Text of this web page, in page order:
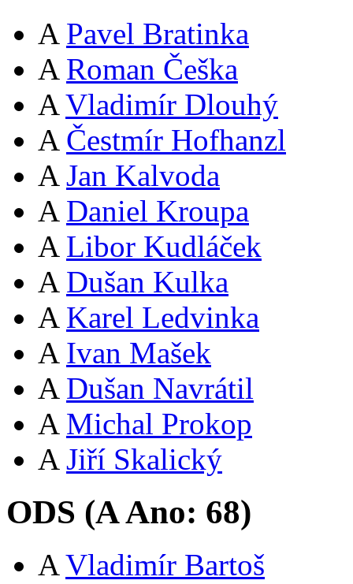
A Pavel Bratinka
A Roman Češka
A Vladimír Dlouhý
A Čestmír Hofhanzl
A Jan Kalvoda
A Daniel Kroupa
A Libor Kudláček
A Dušan Kulka
A Karel Ledvinka
A Ivan Mašek
A Dušan Navrátil
A Michal Prokop
A Jiří Skalický
ODS (AAno: 68)
A Vladimír Bartoš